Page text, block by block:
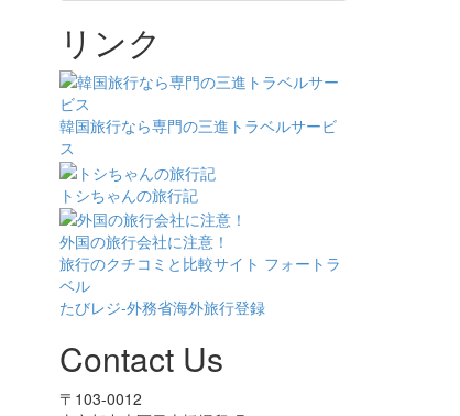
リンク
韓国旅行なら専門の三進トラベルサービ
ス
トシちゃんの旅行記
外国の旅行会社に注意！
旅行のクチコミと比較サイト フォートラ
ベル
たびレジ-外務省海外旅行登録
Contact Us
〒103-0012